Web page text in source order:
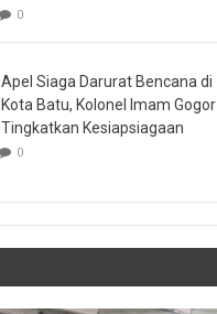
0
Apel Siaga Darurat Bencana di
Kota Batu, Kolonel Imam Gogor
Tingkatkan Kesiapsiagaan
0